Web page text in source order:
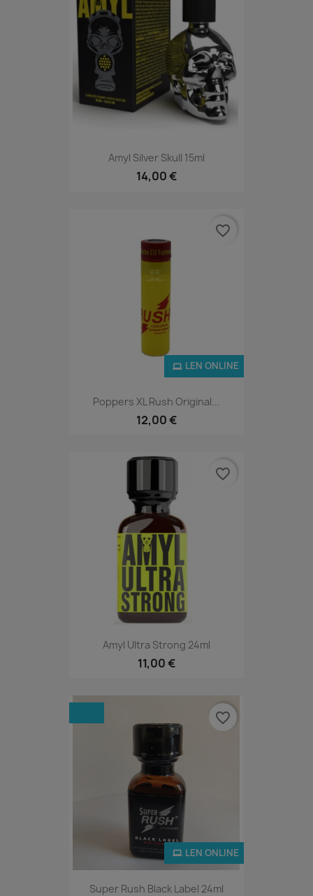
Amyl Silver Skull 15ml
14,00 €
Poppers XL Rush Original...
12,00 €
LEN ONLINE
favorite_border
Amyl Ultra Strong 24ml
11,00 €
favorite_border
Super Rush Black Label 24ml
LEN ONLINE
favorite_border